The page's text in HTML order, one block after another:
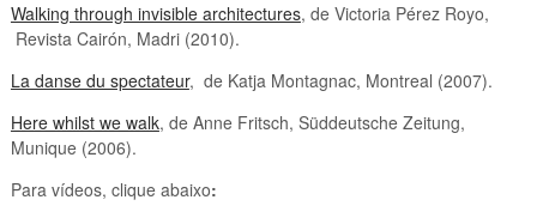
Walking through invisible architectures, de Victoria Pérez Royo,
Revista Cairón, Madri (2010).
La danse du spectateur, de Katja Montagnac, Montreal (2007).
Here whilst we walk, de Anne Fritsch, Süddeutsche Zeitung,
Munique (2006).
Para vídeos, clique abaixo: